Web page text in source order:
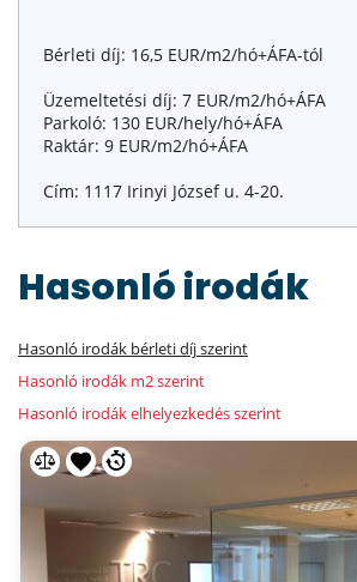
Bérleti díj: 16,5 EUR/m2/hó+ÁFA-tól
Üzemeltetési díj: 7 EUR/m2/hó+ÁFA
Parkoló: 130 EUR/hely/hó+ÁFA
Raktár: 9 EUR/m2/hó+ÁFA
Cím: 1117 Irinyi József u. 4-20.
Hasonló irodák
Hasonló irodák bérleti díj szerint
Hasonló irodák m2 szerint
Hasonló irodák elhelyezkedés szerint